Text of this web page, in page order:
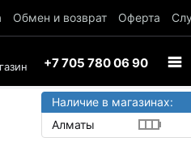
Обмен и возврат Оферта
+7 705 780 06 90
Наличие в магазинах:
Алматы